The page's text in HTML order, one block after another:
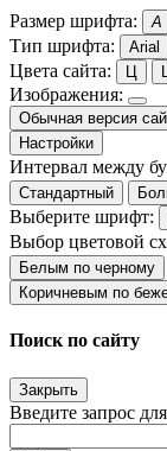
Размер шрифта: A
Тип шрифта: Arial
Цвета сайта: Ц
Изображения:
Обычная версия
Настройки
Интервал между
Стандартный
Выберите шрифт:
Выбор цветовой
Белым по черному
Коричневым по
Поиск по сайту
Закрыть
Введите запрос